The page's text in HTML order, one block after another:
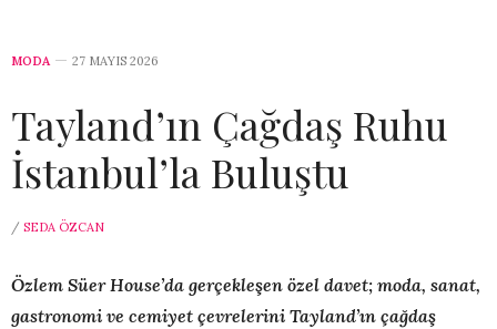
MODA 27 MAYIS 2026
Tayland’ın Çağdaş Ruhu
İstanbul’la Buluştu
/ SEDA ÖZCAN
Özlem Süer House’da gerçekleşen özel davet; moda, sanat,
gastronomi ve cemiyet çevrelerini Tayland’ın çağdaş